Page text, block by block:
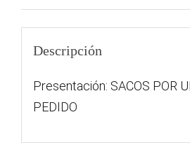
Descripción
Presentación: SACOS POR
PEDIDO